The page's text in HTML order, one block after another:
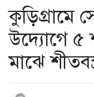
কুড়িগ্রামে
উদ্যোগে ৫
মাঝে